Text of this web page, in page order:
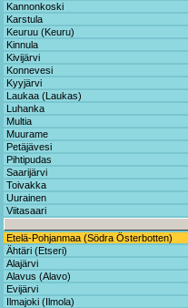
Kannonkoski
Karstula
Keuruu (Keuru)
Kinnula
Kivijärvi
Konnevesi
Kyyjärvi
Laukaa (Laukas)
Luhanka
Multia
Muurame
Petäjävesi
Pihtipudas
Saarijärvi
Toivakka
Uurainen
Viitasaari
Etelä-Pohjanmaa (Södra Österbotten)
Ähtäri (Etseri)
Alajärvi
Alavus (Alavo)
Evijärvi
Ilmajoki (Ilmola)